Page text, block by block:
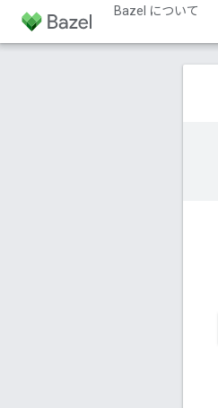
Bazel について